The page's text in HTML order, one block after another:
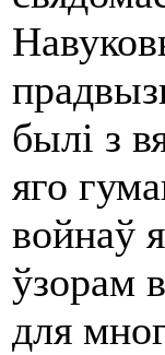
былі з
яго
войнаў
ўзорам
для